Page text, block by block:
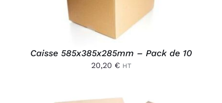
Caisse 585x385x285mm – Pack de 10
20,20 € HT